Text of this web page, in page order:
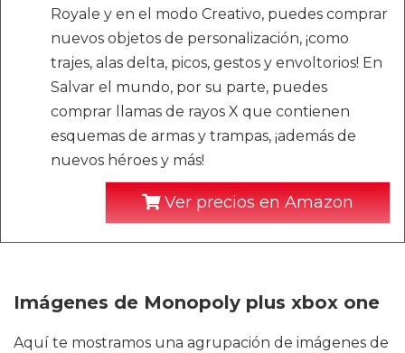
Royale y en el modo Creativo, puedes comprar
nuevos objetos de personalización, ¡como
trajes, alas delta, picos, gestos y envoltorios! En
Salvar el mundo, por su parte, puedes
comprar llamas de rayos X que contienen
esquemas de armas y trampas, ¡además de
nuevos héroes y más!
Ver precios en Amazon
Imágenes de Monopoly plus xbox one
Aquí te mostramos una agrupación de imágenes de